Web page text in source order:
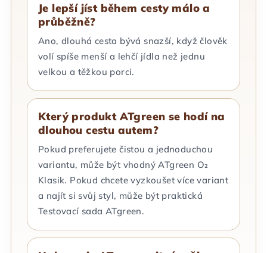
Je lepší jíst během cesty málo a
průběžně?
Ano, dlouhá cesta bývá snazší, když člověk
volí spíše menší a lehčí jídla než jednu
velkou a těžkou porci.
Který produkt ATgreen se hodí na
dlouhou cestu autem?
Pokud preferujete čistou a jednoduchou
variantu, může být vhodný ATgreen O₂
Klasik. Pokud chcete vyzkoušet více variant
a najít si svůj styl, může být praktická
Testovací sada ATgreen.